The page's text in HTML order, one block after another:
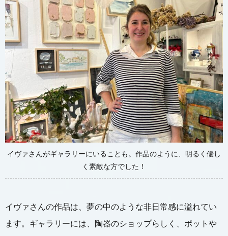
イヴァさんがギャラリーにいることも。作品のように、明るく優し
く素敵な方でした！
イヴァさんの作品は、夢の中のような非日常感に溢れてい
ます。ギャラリーには、陶器のショップらしく、ポットや